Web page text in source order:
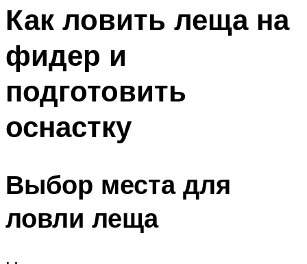
Как ловить леща на
фидер и
подготовить
оснастку
Выбор места для
ловли леща